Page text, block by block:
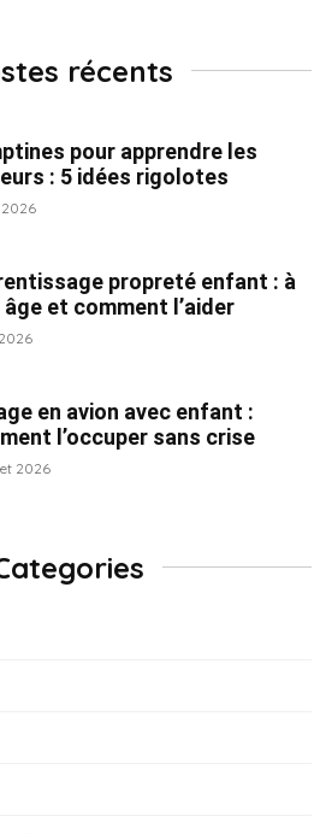
récents
pour apprendre les
: 5 idées rigolotes
propreté enfant : à
âge et comment l’aider
en avion avec enfant :
l’occuper sans crise
2026